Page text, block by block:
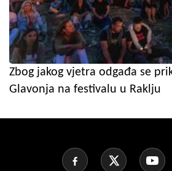
Zbog jakog vjetra odgađa se
Glavonja na festivalu u Raklju